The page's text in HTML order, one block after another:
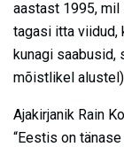
aastast 1995,
tagasi itta viidud,
kunagi
mõistlikel
Ajakirjanik Rain
“Eestis on